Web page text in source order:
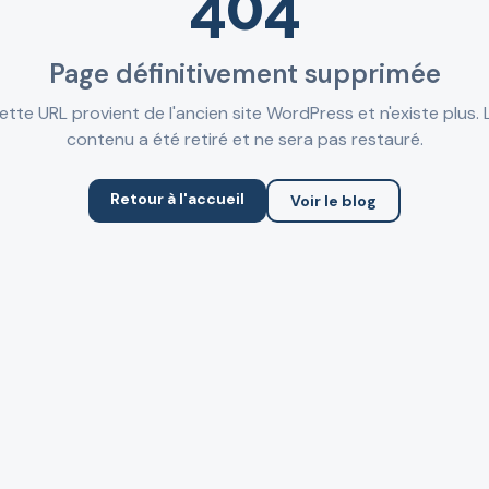
Page définitivement supprimée
URL provient de l'ancien site WordPress et n'existe plus.
contenu a été retiré et ne sera pas restauré.
Retour à l'accueil Voir le blog